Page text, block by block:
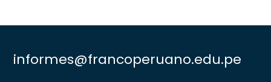
informes@francoperuano.edu.pe